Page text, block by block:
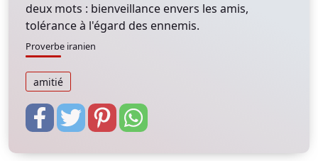
deux mots : bienveillance envers les amis,
tolérance à l'égard des ennemis.
Proverbe iranien
amitié